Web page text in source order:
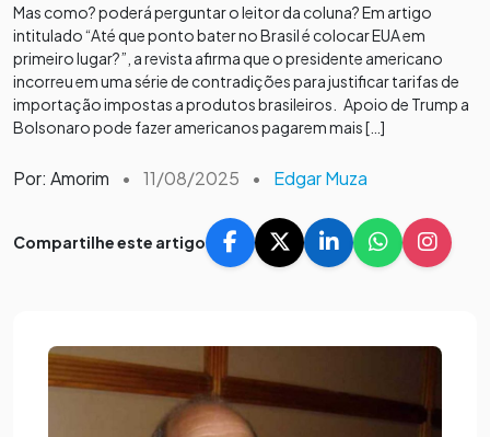
Mas como? poderá perguntar o leitor da coluna? Em artigo
intitulado “Até que ponto bater no Brasil é colocar EUA em
primeiro lugar?”, a revista afirma que o presidente americano
incorreu em uma série de contradições para justificar tarifas de
importação impostas a produtos brasileiros. Apoio de Trump a
Bolsonaro pode fazer americanos pagarem mais […]
Por: Amorim • 11/08/2025 • Edgar Muza
Compartilhe este artigo